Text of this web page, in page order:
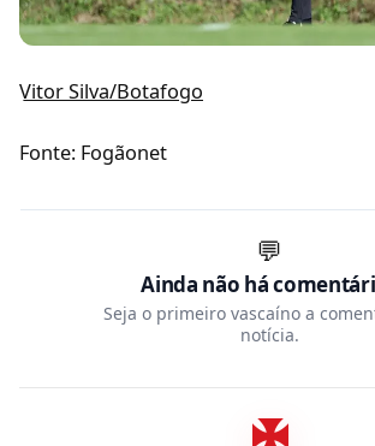
Vitor Silva/Botafogo
Fonte: Fogãonet
💬
Ainda não há
Seja o primeiro vascaíno a
notícia.